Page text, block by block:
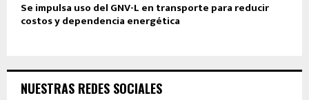
Se impulsa uso del GNV-L en transporte para reducir
costos y dependencia energética
NUESTRAS REDES SOCIALES